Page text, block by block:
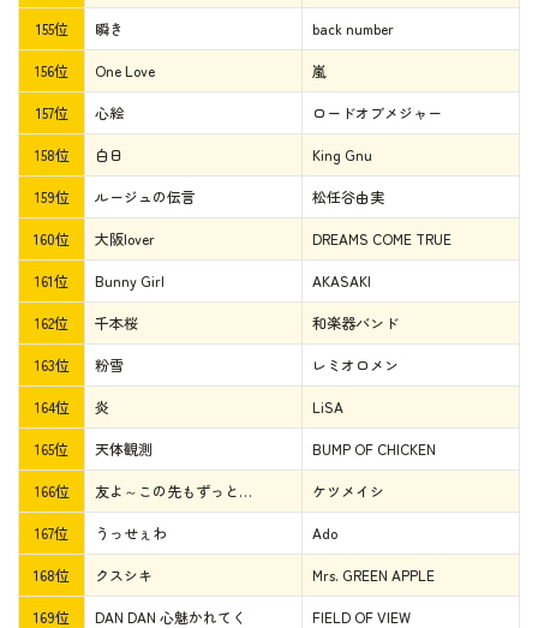
155位 瞬き back number
156位 One Love 嵐
157位 心絵 ロードオブメジャー
158位 白日 King Gnu
159位 ルージュの伝言 松任谷由実
160位 大阪lover DREAMS COME TRUE
161位 Bunny Girl AKASAKI
162位 千本桜 和楽器バンド
163位 粉雪 レミオロメン
164位 炎 LiSA
165位 天体観測 BUMP OF CHICKEN
166位 友よ～この先もずっと… ケツメイシ
167位 うっせぇわ Ado
168位 クスシキ Mrs. GREEN APPLE
169位 DAN DAN 心魅かれてく FIELD OF VIEW